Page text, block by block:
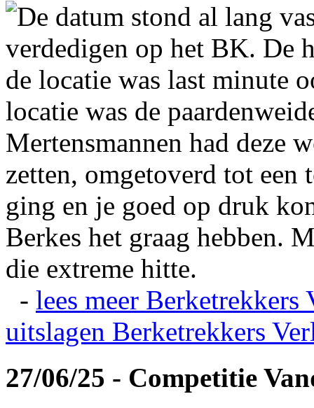
De datum stond al lang
verdedigen op het BK. De
de locatie was last minute
locatie was de
Mertensmannen had deze
zetten, omgetoverd tot
ging en je goed op druk
Berkes het graag hebben.
die extreme hitte.
- lees meer Berketrekkers
uitslagen Berketrekkers
27/06/25 - Competitie